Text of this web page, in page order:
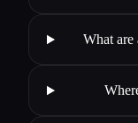
What are